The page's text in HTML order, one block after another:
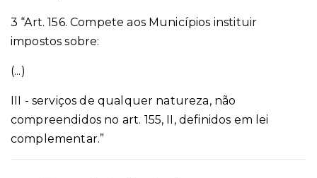
3 “Art. 156. Compete aos Municípios instituir
impostos sobre:
(...)
III - serviços de qualquer natureza, não
compreendidos no art. 155, II, definidos em lei
complementar.”